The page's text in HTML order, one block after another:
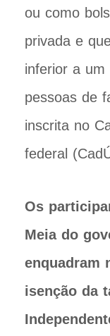
ou como
privada e
inferior a
pessoas de
inscrita no
federal
Os
Meia do
enquadram
isenção da